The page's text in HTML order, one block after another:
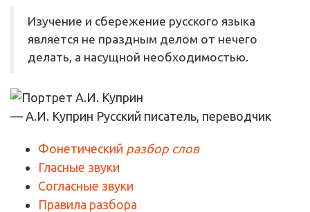
Изучение и сбережение русского языка
является не праздным делом от нечего
делать, а насущной необходимостью.
— А.И. Куприн Русский писатель, переводчик
Фонетический разбор слов
Гласные звуки
Согласные звуки
Правила разбора